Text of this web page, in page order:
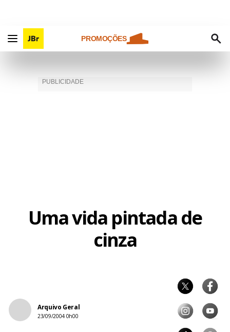
PROMOÇÕES
Uma vida pintada de
cinza
Arquivo Geral
23/09/2004 0h00